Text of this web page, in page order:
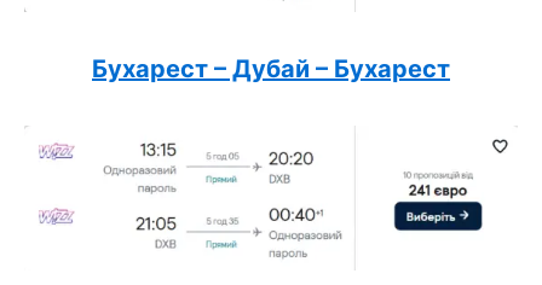
Бухарест – Дубай – Бухарест